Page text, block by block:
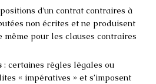
d’un contrat contraires à
non écrites et ne produisent
même pour les clauses contraires
: certaines règles légales ou
« impératives » et s’imposent